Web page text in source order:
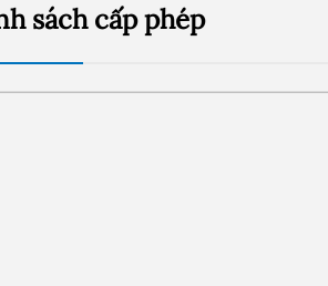
sách cấp phép